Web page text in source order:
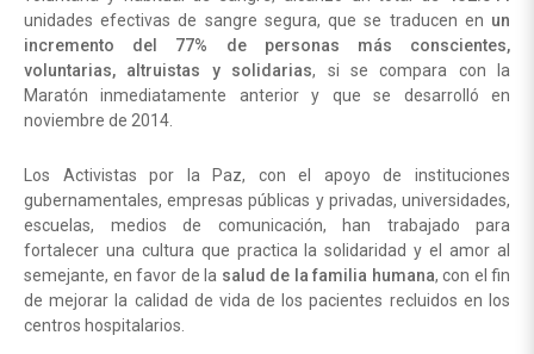
unidades efectivas de sangre segura, que se traducen en un
incremento del 77% de personas más conscientes,
voluntarias, altruistas y solidarias, si se compara con la
Maratón inmediatamente anterior y que se desarrolló en
noviembre de 2014.
Los Activistas por la Paz, con el apoyo de instituciones
gubernamentales, empresas públicas y privadas, universidades,
escuelas, medios de comunicación, han trabajado para
fortalecer una cultura que practica la solidaridad y el amor al
semejante, en favor de la salud de la familia humana, con el fin
de mejorar la calidad de vida de los pacientes recluidos en los
centros hospitalarios.